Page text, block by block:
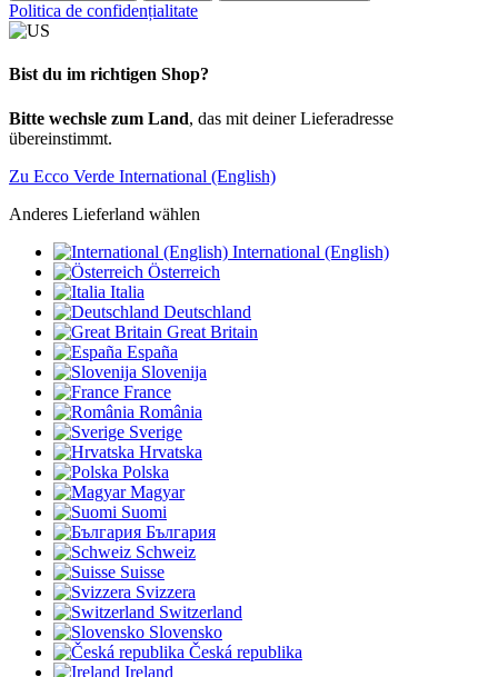
Politica de confidențialitate
Bist du im richtigen Shop?
Bitte wechsle zum Land, das mit deiner Lieferadresse
übereinstimmt.
Zu Ecco Verde International (English)
Anderes Lieferland wählen
International (English)
Österreich
Italia
Deutschland
Great Britain
España
Slovenija
France
România
Sverige
Hrvatska
Polska
Magyar
Suomi
България
Schweiz
Suisse
Svizzera
Switzerland
Slovensko
Česká republika
Ireland